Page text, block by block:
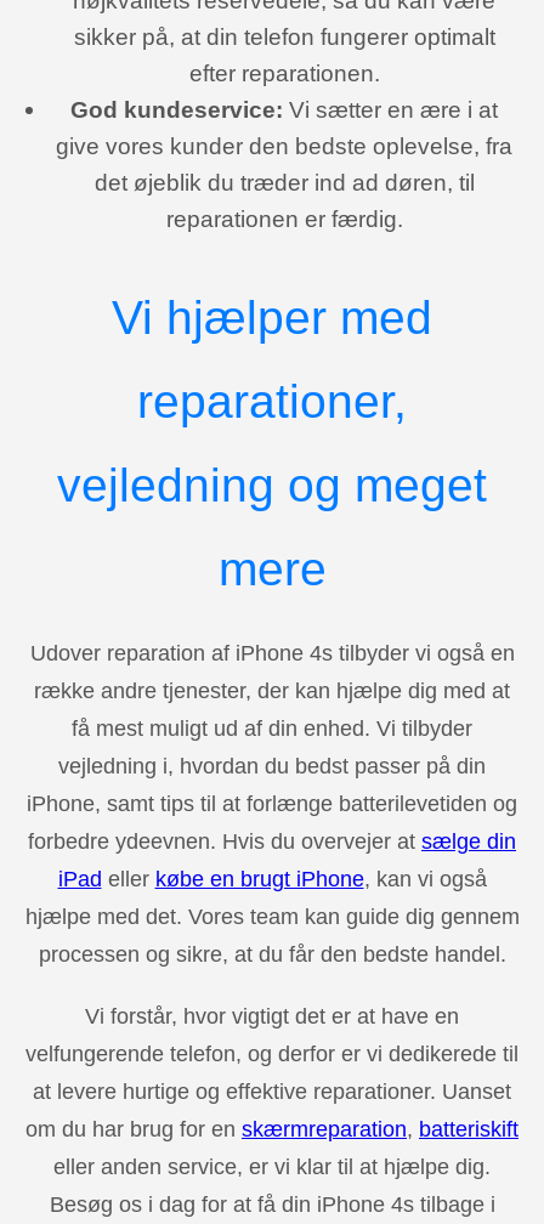
sikker på, at din telefon fungerer optimalt
efter reparationen.
God kundeservice: Vi sætter en ære i at
give vores kunder den bedste oplevelse, fra
det øjeblik du træder ind ad døren, til
reparationen er færdig.
Vi hjælper med
reparationer,
vejledning og meget
mere
Udover reparation af iPhone 4s tilbyder vi også en
række andre tjenester, der kan hjælpe dig med at
få mest muligt ud af din enhed. Vi tilbyder
vejledning i, hvordan du bedst passer på din
iPhone, samt tips til at forlænge batterilevetiden og
forbedre ydeevnen. Hvis du overvejer at sælge din
iPad eller købe en brugt iPhone, kan vi også
hjælpe med det. Vores team kan guide dig gennem
processen og sikre, at du får den bedste handel.
Vi forstår, hvor vigtigt det er at have en
velfungerende telefon, og derfor er vi dedikerede til
at levere hurtige og effektive reparationer. Uanset
om du har brug for en skærmreparation, batteriskift
eller anden service, er vi klar til at hjælpe dig.
Besøg os i dag for at få din iPhone 4s tilbage i